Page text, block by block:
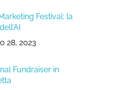
Festival: la
28, 2023
Fundraiser in